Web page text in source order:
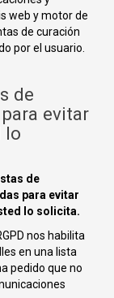
web y motor de
de curación
por el usuario.
de
evitar
lo
de
para evitar
lo solicita.
nos habilita
en una lista
pedido que no